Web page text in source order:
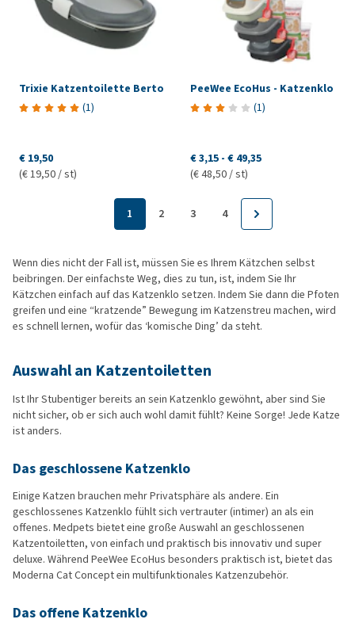
Trixie Katzentoilette Berto
(1)
€ 19,50
(€ 19,50 / st)
PeeWee EcoHus - Katzenklo
(1)
€ 3,15 - € 49,35
(€ 48,50 / st)
1 2 3 4
Wenn dies nicht der Fall ist, müssen Sie es Ihrem Kätzchen selbst
beibringen. Der einfachste Weg, dies zu tun, ist, indem Sie Ihr
Kätzchen einfach auf das Katzenklo setzen. Indem Sie dann die Pfoten
greifen und eine “kratzende” Bewegung im Katzenstreu machen, wird
es schnell lernen, wofür das ‘komische Ding’ da steht.
Auswahl an Katzentoiletten
Ist Ihr Stubentiger bereits an sein Katzenklo gewöhnt, aber sind Sie
nicht sicher, ob er sich auch wohl damit fühlt? Keine Sorge! Jede Katze
ist anders.
Das geschlossene Katzenklo
Einige Katzen brauchen mehr Privatsphäre als andere. Ein
geschlossenes Katzenklo fühlt sich vertrauter (intimer) an als ein
offenes. Medpets bietet eine große Auswahl an geschlossenen
Katzentoiletten, von einfach und praktisch bis innovativ und super
deluxe. Während PeeWee EcoHus besonders praktisch ist, bietet das
Moderna Cat Concept ein multifunktionales Katzenzubehör.
Das offene Katzenklo